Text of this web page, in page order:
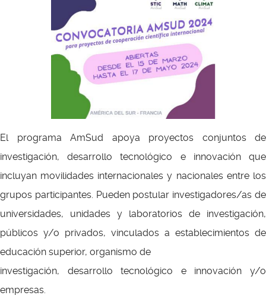
El programa AmSud apoya proyectos conjuntos de
investigación, desarrollo tecnológico e innovación que
incluyan movilidades internacionales y nacionales entre los
grupos participantes. Pueden postular investigadores/as de
universidades, unidades y laboratorios de investigación,
públicos y/o privados, vinculados a establecimientos de
educación superior, organismo de
investigación, desarrollo tecnológico e innovación y/o
empresas.